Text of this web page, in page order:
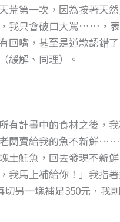
荒第一次，因為按著天
我只會破口大罵……，表
回嘴，甚至是道歉認錯
緩解、同理）。
有計畫中的食材之後，
闆賣給我的魚不新鮮
土魠魚，回去發現不
我馬上補給你！」我指
另一塊補足350元，我